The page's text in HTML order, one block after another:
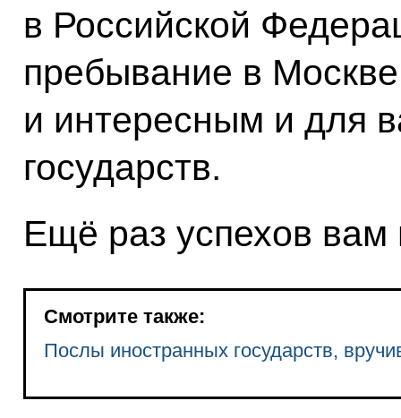
в Российской
пребывание в
и интересным и для
государств.
Ещё раз успехов
Смотрите также:
Послы иностранных государств,